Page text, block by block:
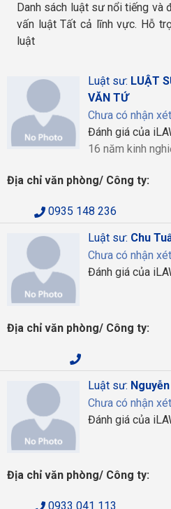
Danh sách luật sư nổi tiếng và
vấn luật Tất cả lĩnh vực. Hỗ
luật
Luật sư: LUẬT
VĂN TỨ
Chưa có nhận xét
Đánh giá của
16 năm kinh
Địa chỉ văn phòng/ Công ty:
0935 148 236
Luật sư: Chu
Chưa có nhận xét
Đánh giá của
Địa chỉ văn phòng/ Công ty:
Luật sư:
Chưa có nhận xét
Đánh giá của
Địa chỉ văn phòng/ Công ty:
0933 041 113